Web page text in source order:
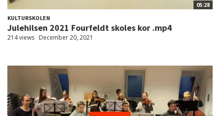
05:28
KULTURSKOLEN
Julehilsen 2021 Fourfeldt skoles kor .mp4
214 views December 20, 2021